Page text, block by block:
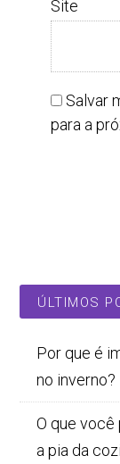
Site
Salvar
para a
ÚLTIMOS
Por que é
no inverno?
O que você
a pia da